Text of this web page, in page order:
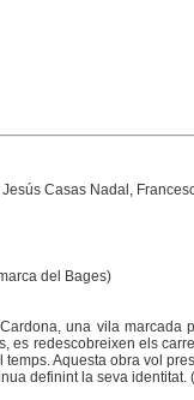
Casas Nadal,
del Bages)
una vila marcada
es redescobreixen els
Aquesta obra vol
definint la seva identitat.